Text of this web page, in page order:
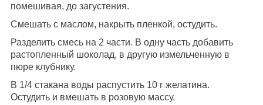
помешивая, до загустения.
Смешать с маслом, накрыть пленкой, остудить.
Разделить смесь на 2 части. В одну часть добавить
растопленный шоколад, в другую измельченную в
пюре клубнику.
В 1/4 стакана воды распустить 10 г желатина.
Остудить и вмешать в розовую массу.